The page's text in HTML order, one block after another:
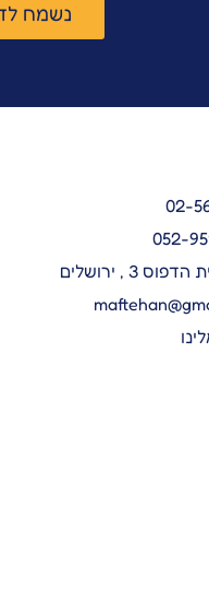
נשמח
02-
052-
3 , ירושלים